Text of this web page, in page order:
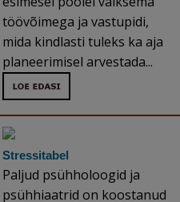
töövõimega ja vastupidi,
mida kindlasti tuleks ka aja
planeerimisel arvestada...
Stressitabel
Paljud psühholoogid ja
psühhiaatrid on koostanud